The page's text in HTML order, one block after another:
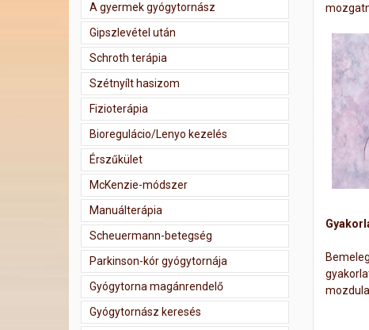
A gyermek gyógytornász
Gipszlevétel után
Schroth terápia
Szétnyílt hasizom
Fizioterápia
Bioregulácio/Lenyo kezelés
Érszűkület
McKenzie-módszer
Manuálterápia
Scheuermann-betegség
Parkinson-kór gyógytornája
Gyógytorna magánrendelő
Gyógytornász keresés